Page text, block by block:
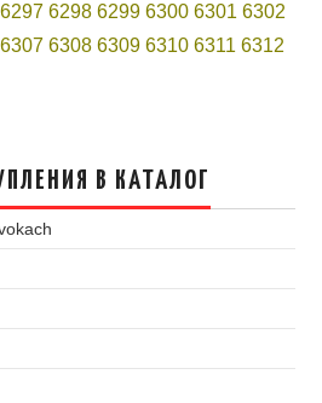
6297 6298 6299 6300 6301 6302
6307 6308 6309 6310 6311 6312
В КАТАЛОГ